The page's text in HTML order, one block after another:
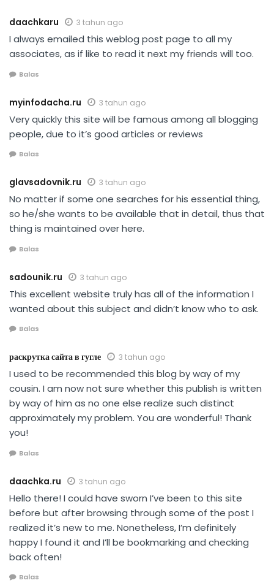
daachkaru 3 tahun ago
I always emailed this weblog post page to all my
associates, as if like to read it next my friends will too.
Balas
myinfodacha.ru 3 tahun ago
Very quickly this site will be famous among all blogging
people, due to it’s good articles or reviews
Balas
glavsadovnik.ru 3 tahun ago
No matter if some one searches for his essential thing,
so he/she wants to be available that in detail, thus that
thing is maintained over here.
Balas
sadounik.ru 3 tahun ago
This excellent website truly has all of the information I
wanted about this subject and didn’t know who to ask.
Balas
раскрутка сайта в гугле 3 tahun ago
I used to be recommended this blog by way of my
cousin. I am now not sure whether this publish is written
by way of him as no one else realize such distinct
approximately my problem. You are wonderful! Thank
you!
Balas
daachka.ru 3 tahun ago
Hello there! I could have sworn I’ve been to this site
before but after browsing through some of the post I
realized it’s new to me. Nonetheless, I’m definitely
happy I found it and I’ll be bookmarking and checking
back often!
Balas